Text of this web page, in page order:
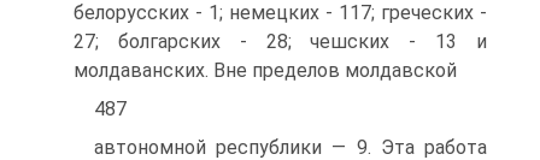
белорусских - 1; немецких - 117; греческих -
27; болгарских - 28; чешских - 13 и
молдаванских. Вне пределов молдавской
487
автономной республики — 9. Эта работа